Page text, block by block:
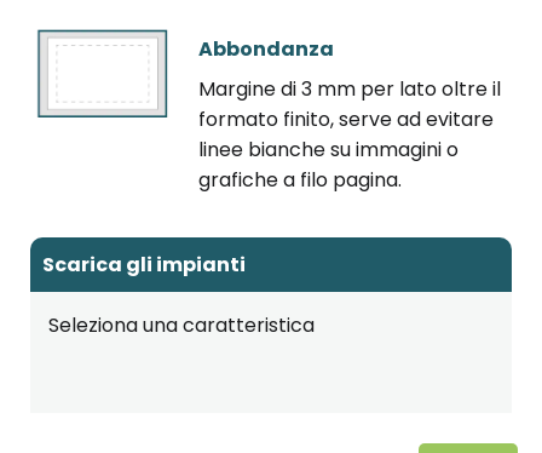
Abbondanza
Margine di 3 mm per lato oltre il
formato finito, serve ad evitare
linee bianche su immagini o
grafiche a filo pagina.
Scarica gli impianti
Seleziona una caratteristica